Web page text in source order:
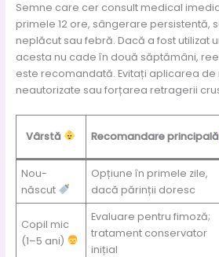
Semne care cer consult medical
primele 12 ore, sângerare persistentă,
neplăcut sau febră. Dacă a fost utilizat
acesta nu cade în două săptămâni,
este recomandată. Evitați aplicarea
neautorizate sau forțarea retragerii
Vârstă Recomandare principală
Nou-
născut
Opțiune în primele zile,
dacă părinții doresc
Copil mic
(1–5 ani)
Evaluare pentru fimoză;
tratament conservator
inițial